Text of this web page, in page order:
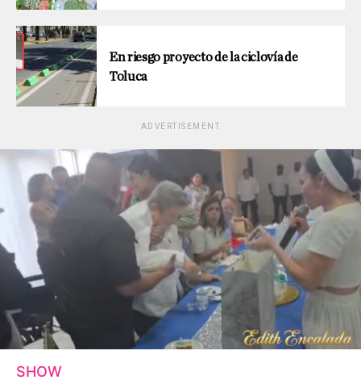
En riesgo proyecto de la ciclovía de
Toluca
ADVERTISEMENT
SHOW